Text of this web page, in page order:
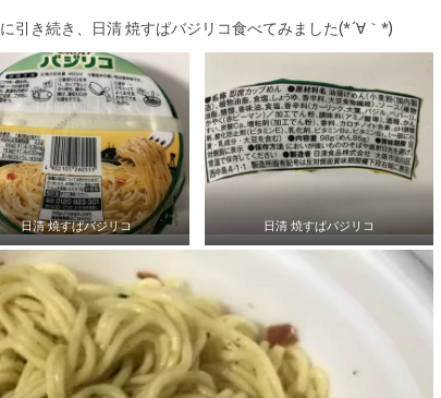
に引き続き、日清 焼すぱバジリコ食べてみました(*´∀｀*)
日清 焼すぱバジリコ 日清 焼すぱバジリコ